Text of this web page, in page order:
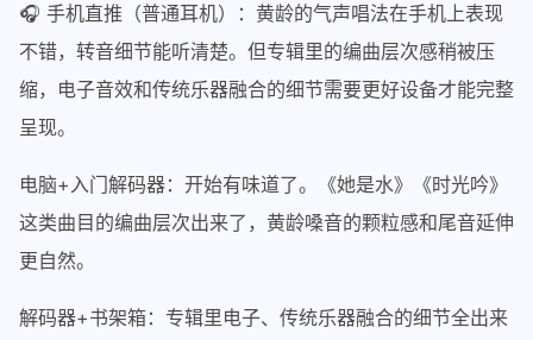
🎧 手机直推（普通耳机）：黄龄的气声唱法在手机上表现
不错，转音细节能听清楚。但专辑里的编曲层次感稍被压
缩，电子音效和传统乐器融合的细节需要更好设备才能完整
呈现。
电脑+入门解码器：开始有味道了。《她是水》《时光吟》
这类曲目的编曲层次出来了，黄龄嗓音的颗粒感和尾音延伸
更自然。
解码器+书架箱：专辑里电子、传统乐器融合的细节全出来